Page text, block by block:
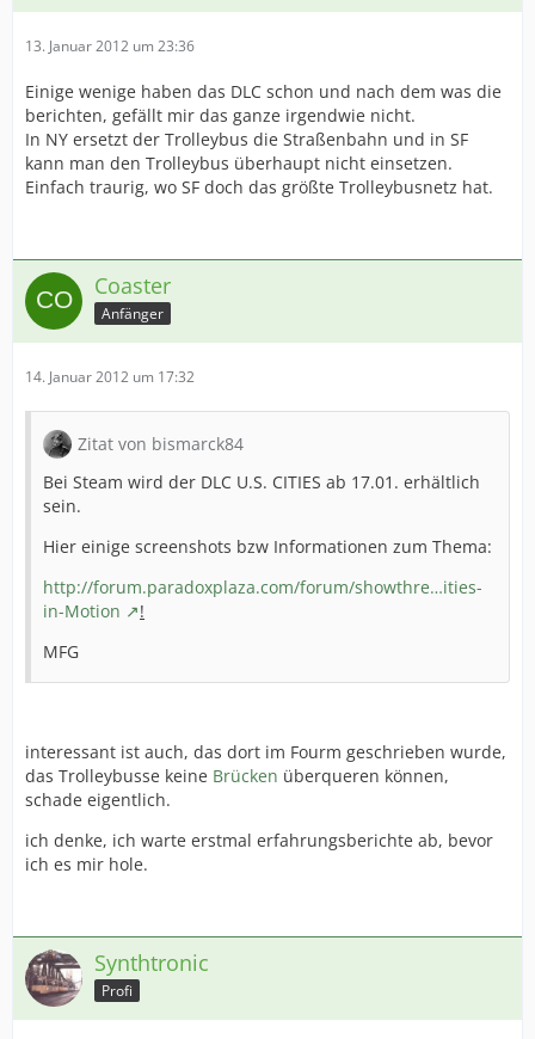
13. Januar 2012 um 23:36
Einige wenige haben das DLC schon und nach dem was die
berichten, gefällt mir das ganze irgendwie nicht.
In NY ersetzt der Trolleybus die Straßenbahn und in SF
kann man den Trolleybus überhaupt nicht einsetzen.
Einfach traurig, wo SF doch das größte Trolleybusnetz hat.
Coaster
Anfänger
14. Januar 2012 um 17:32
Zitat von bismarck84
Bei Steam wird der DLC U.S. CITIES ab 17.01. erhältlich
sein.
Hier einige screenshots bzw Informationen zum Thema:
http://forum.paradoxplaza.com/forum/showthre…ities-
in-Motion
!
MFG
interessant ist auch, das dort im Fourm geschrieben wurde,
das Trolleybusse keine Brücken überqueren können,
schade eigentlich.
ich denke, ich warte erstmal erfahrungsberichte ab, bevor
ich es mir hole.
Synthtronic
Profi